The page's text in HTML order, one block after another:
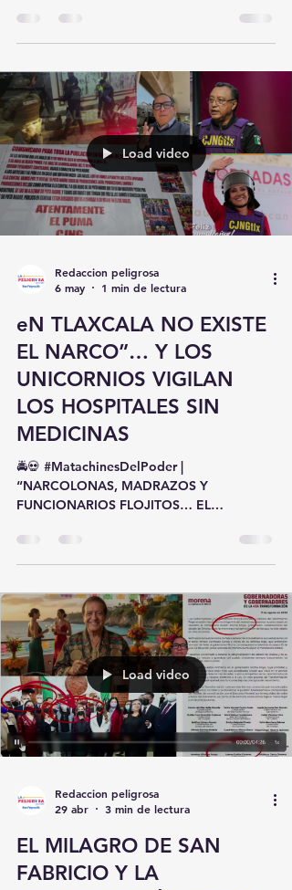
El actual jefe de escoltas de la
González, se encuentra nuevamente bajo
el escrutinio público luego de revelarse
inconsistencias y omisiones en sus
declaraciones patrimoniales,
particularmente en lo relacionado con su
experiencia profesional antes de
integrarse al gobierno estatal en 2021. 📑
👀 De acuerdo con documentos oficiales,
el elemento adscrito a la Secretaría de
Seguridad Ciudadana (SSC) ingresó el 15
de septiembre de 2021 como e
Load video
6 may
1 min de lectura
eN TLAXCALA NO EXISTE
EL NARCO”… Y LOS
UNICORNIOS VIGILAN
LOS HOSPITALES SIN
MEDICINAS
🚔💀 #MatachinesDelPoder |
FUNCIONARIOS FLOJITOS… EL
TLAXCALA QUE NADIE SE QUIERE
ECHAR” 🍑🔥 Resulta que en Tlaxcala
TODO es “pleito entre particulares”. 😂🎪
📌 ¿Narcolonas firmadas por el CJNG?➡️
“Conflicto entre promotores”. 📌
¿Amenazas en bailes y eventos?➡️
“Chismes del gremio”. 📌 ¿Presencia
criminal señalada hasta por la DEA?➡️
“Percepción ciudadana”. ¡Ah bueno! 🤡
Entonces seguramente los
también eran
Load video
29 abr
3 min de lectura